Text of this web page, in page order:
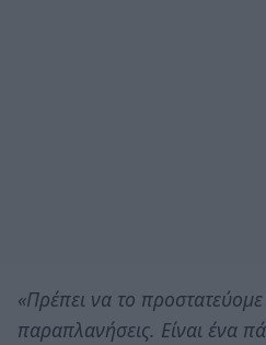
«Πρέπει να το
παραπλανήσεις. Είναι ένα